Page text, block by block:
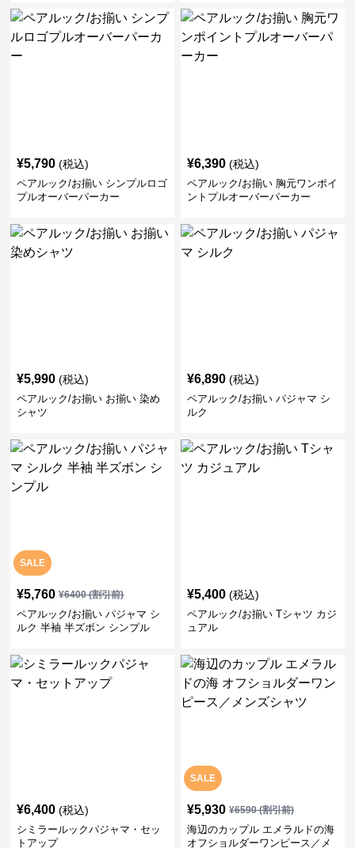
¥5,790 (税込)
ペアルック/お揃い シンプルロゴ
プルオーバーパーカー
¥6,390 (税込)
ペアルック/お揃い 胸元ワンポイ
ントプルオーバーパーカー
¥5,990 (税込)
ペアルック/お揃い お揃い 染め
シャツ
¥6,890 (税込)
ペアルック/お揃い パジャマ シ
ルク
SALE
¥5,760 ¥6400(割引前)
ペアルック/お揃い パジャマ シ
ルク 半袖 半ズボン シンプル
¥5,400 (税込)
ペアルック/お揃い Tシャツ カジ
ュアル
¥6,400 (税込)
シミラールックパジャマ・セッ
トアップ
SALE
¥5,930 ¥6590(割引前)
海辺のカップル エメラルドの海
オフショルダーワンピース／メ